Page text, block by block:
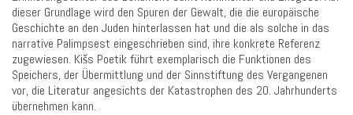
dieser Grundlage wird den Spuren der Gewalt, die die europäische
Geschichte an den Juden hinterlassen hat und die als solche in das
narrative Palimpsest eingeschrieben sind, ihre konkrete Referenz
zugewiesen. Kišs Poetik führt exemplarisch die Funktionen des
Speichers, der Übermittlung und der Sinnstiftung des Vergangenen
vor, die Literatur angesichts der Katastrophen des 20. Jahrhunderts
übernehmen kann.